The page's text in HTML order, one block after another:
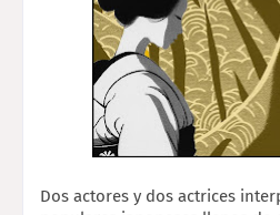
Dos actores y dos actrices